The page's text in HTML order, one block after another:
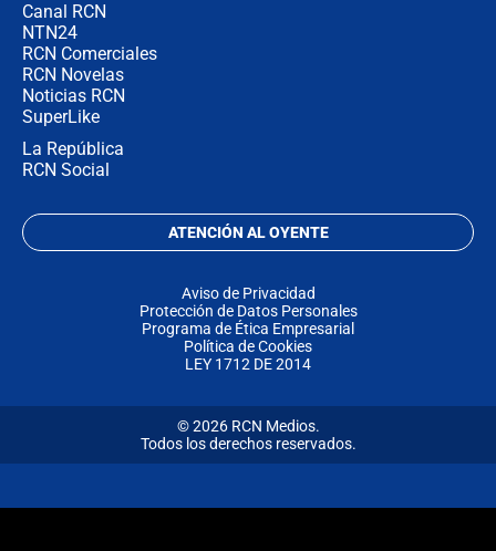
Canal RCN
NTN24
RCN Comerciales
RCN Novelas
Noticias RCN
SuperLike
La República
RCN Social
ATENCIÓN AL OYENTE
Aviso de Privacidad
Protección de Datos Personales
Programa de Ética Empresarial
Política de Cookies
LEY 1712 DE 2014
© 2026 RCN Medios.
Todos los derechos reservados.